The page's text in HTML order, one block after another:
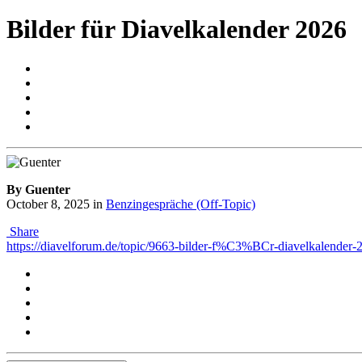
Bilder für Diavelkalender 2026
By Guenter
October 8, 2025 in Benzingespräche (Off-Topic)
Share
https://diavelforum.de/topic/9663-bilder-f%C3%BCr-diavelkalender-